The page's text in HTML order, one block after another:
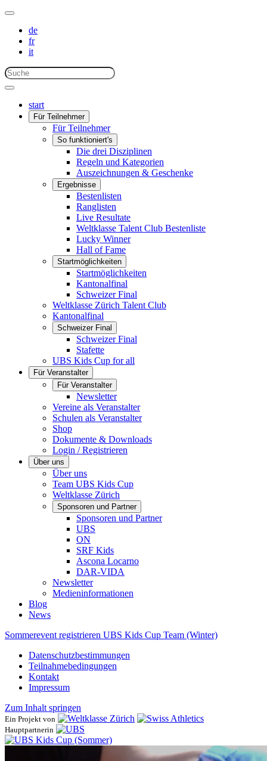
de
fr
it
start
Für Teilnehmer
Für Teilnehmer
So funktioniert's
Die drei Disziplinen
Regeln und Kategorien
Auszeichnungen & Geschenke
Ergebnisse
Bestenlisten
Ranglisten
Live Resultate
Weltklasse Talent Club Bestenliste
Lucky Winner
Hall of Fame
Startmöglichkeiten
Startmöglichkeiten
Kantonalfinal
Schweizer Final
Weltklasse Zürich Talent Club
Kantonalfinal
Schweizer Final
Schweizer Final
Stafette
UBS Kids Cup for all
Für Veranstalter
Für Veranstalter
Newsletter
Vereine als Veranstalter
Schulen als Veranstalter
Shop
Dokumente & Downloads
Login / Registrieren
Über uns
Über uns
Team UBS Kids Cup
Weltklasse Zürich
Sponsoren und Partner
Sponsoren und Partner
UBS
ON
SRF Kids
Ascona ​Locarno
DAR-VIDA
Newsletter
Medieninformationen
Blog
News
Sommerevent registrieren UBS Kids Cup Team (Winter)
Datenschutzbestimmungen
Teilnahmebedingungen
Kontakt
Impressum
Zum Inhalt springen
Ein Projekt von
Hauptpartnerin